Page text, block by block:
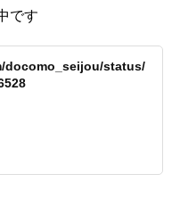
です
docomo_seijou/status/